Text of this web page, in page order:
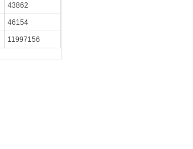
43862
46154
11997156